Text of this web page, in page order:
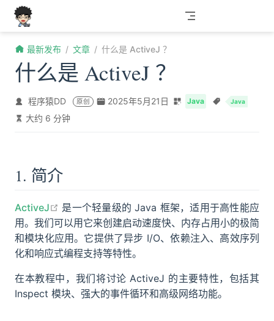
跳至主要內容
最新发布 文章 什么是 ActiveJ ？
什么是 ActiveJ ？
程序猿DD 原创 2025年5月21日 Java Java
大约 6 分钟
1. 简介
ActiveJ open in new window
是一个轻量级的 Java 框架，适用于高性能应
用。我们可以用它来创建启动速度快、内存占用小的极简
和模块化应用。它提供了异步 I/O、依赖注入、高效序列
化和响应式编程支持等特性。
在本教程中，我们将讨论 ActiveJ 的主要特性，包括其
Inspect 模块、强大的事件循环和高级网络功能。